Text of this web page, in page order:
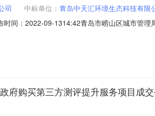
司 中标单位： 青岛中天汇环境生态科技有限
间：2022-09-1314:42青岛市崂山区城市管
生态科技有限公司中标金额（元/优惠率）：
府购买第三方测评提升服务项目成